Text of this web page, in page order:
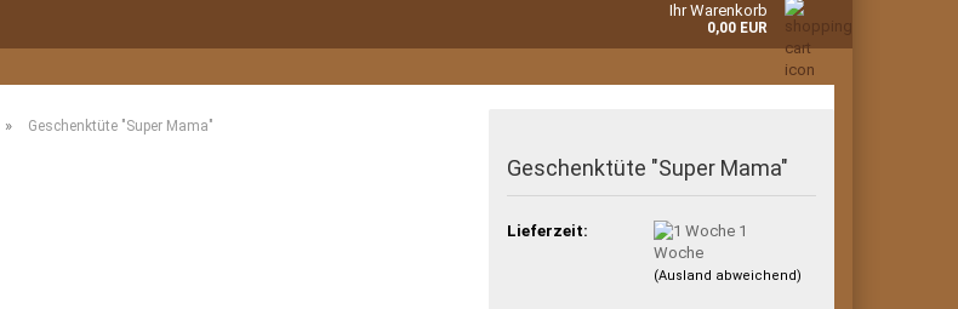
Ihr Warenkorb
0,00 EUR
» Geschenktüte "Super Mama"
Geschenktüte "Super Mama"
Lieferzeit:
1
Woche
(Ausland abweichend)